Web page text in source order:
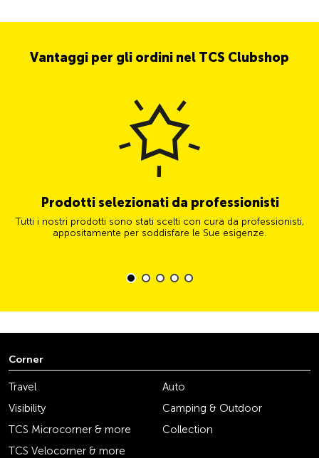
Vantaggi per gli ordini nel TCS Clubshop
Prodotti selezionati da professionisti
Tutti i nostri prodotti sono stati scelti con cura da professionisti,
appositamente per soddisfare le Sue esigenze.
Corner
Travel
Auto
Visibility
Camping & Outdoor
TCS Microcorner & more
Collection
TCS Velocorner & more